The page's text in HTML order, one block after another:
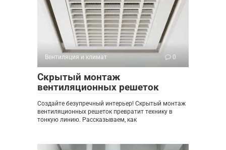
Вентиляция и климат 0
Скрытый монтаж
вентиляционных решеток
Создайте безупречный интерьер! Скрытый монтаж
вентиляционных решеток превратит технику в
тонкую линию. Рассказываем, как